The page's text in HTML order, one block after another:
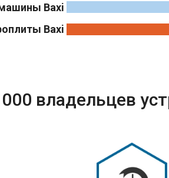
Baxi
Baxi
владельцев